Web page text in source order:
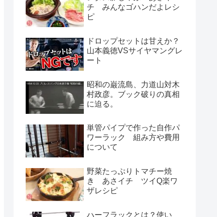
チ みんなゴハンだよレシ
ピ
ドロップセットは甘えか？
山本義徳VSサイヤマングレ
ート
昭和の巌流島、力道山対木
村政彦。ブック破りの真相
に迫る。
単管パイプで作った自作パ
ワーラック 組み方や費用
について
野菜たっぷりトマチー焼
き あさイチ ツイQ楽ワ
ザレシピ
ハーフラックとは？使い